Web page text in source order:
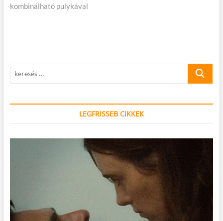
kombinálható pulykával
keresés
LEGFRISSEB CIKKEK